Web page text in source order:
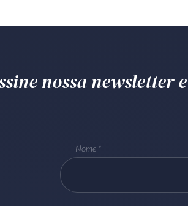
nossa newsletter
Nome